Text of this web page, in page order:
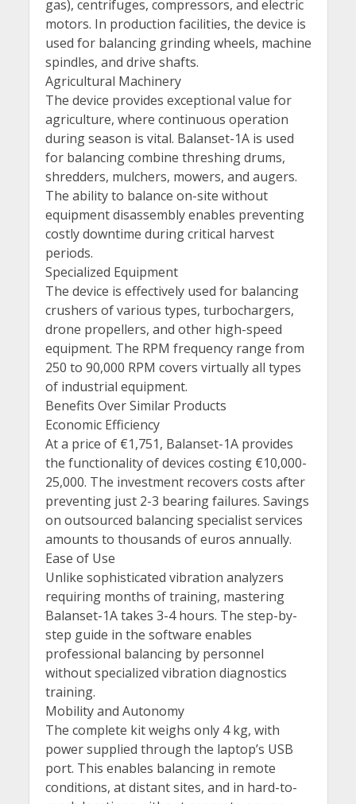
gas), centrifuges, compressors, and electric
motors. In production facilities, the device is
used for balancing grinding wheels, machine
spindles, and drive shafts.
Agricultural Machinery
The device provides exceptional value for
agriculture, where continuous operation
during season is vital. Balanset-1A is used
for balancing combine threshing drums,
shredders, mulchers, mowers, and augers.
The ability to balance on-site without
equipment disassembly enables preventing
costly downtime during critical harvest
periods.
Specialized Equipment
The device is effectively used for balancing
crushers of various types, turbochargers,
drone propellers, and other high-speed
equipment. The RPM frequency range from
250 to 90,000 RPM covers virtually all types
of industrial equipment.
Benefits Over Similar Products
Economic Efficiency
At a price of €1,751, Balanset-1A provides
the functionality of devices costing €10,000-
25,000. The investment recovers costs after
preventing just 2-3 bearing failures. Savings
on outsourced balancing specialist services
amounts to thousands of euros annually.
Ease of Use
Unlike sophisticated vibration analyzers
requiring months of training, mastering
Balanset-1A takes 3-4 hours. The step-by-
step guide in the software enables
professional balancing by personnel
without specialized vibration diagnostics
training.
Mobility and Autonomy
The complete kit weighs only 4 kg, with
power supplied through the laptop’s USB
port. This enables balancing in remote
conditions, at distant sites, and in hard-to-